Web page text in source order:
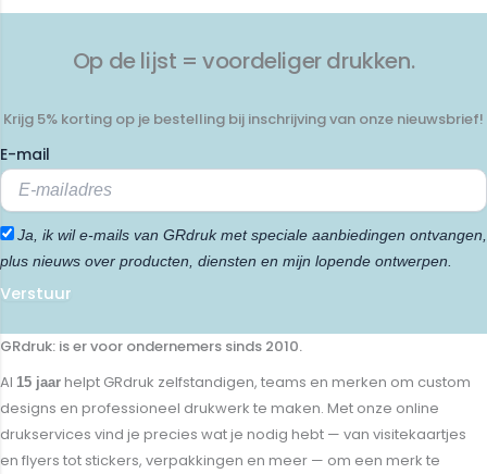
Op de lijst = voordeliger drukken.
Krijg 5% korting op je bestelling bij inschrijving van onze nieuwsbrief!
E-mail
Ja, ik wil e-mails van GRdruk met speciale aanbiedingen ontvangen,
plus nieuws over producten, diensten en mijn lopende ontwerpen.
Verstuur
GRdruk: is er voor ondernemers sinds 2010.
Al 15 jaar helpt GRdruk zelfstandigen, teams en merken om custom
designs en professioneel drukwerk te maken. Met onze online
drukservices vind je precies wat je nodig hebt — van visitekaartjes
en flyers tot stickers, verpakkingen en meer — om een merk te